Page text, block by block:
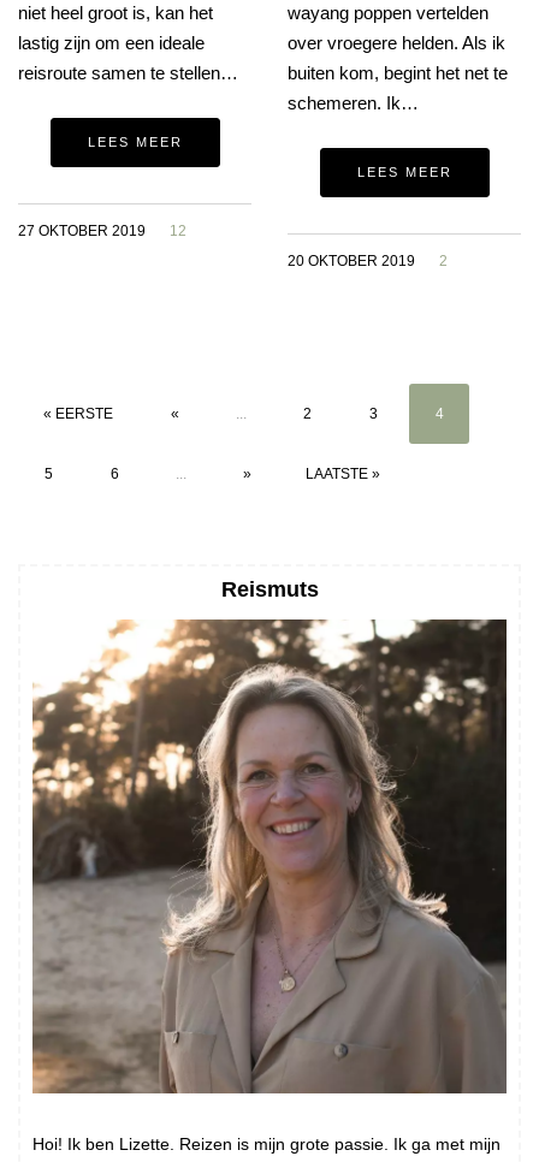
niet heel groot is, kan het
lastig zijn om een ideale
reisroute samen te stellen…
LEES MEER
27 OKTOBER 2019 12
wayang poppen vertelden
over vroegere helden. Als ik
buiten kom, begint het net te
schemeren. Ik…
LEES MEER
20 OKTOBER 2019 2
« EERSTE « 2 3 4
5 6 » LAATSTE »
Reismuts
Hoi! Ik ben Lizette. Reizen is mijn grote passie. Ik ga met mijn